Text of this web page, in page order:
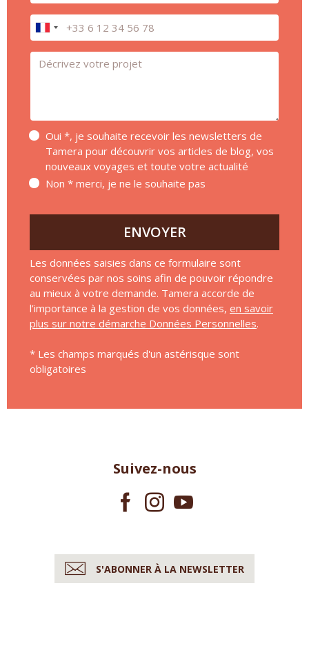
Téléphone
Message *
Oui *, je souhaite recevoir les newsletters de
Tamera pour découvrir vos articles de blog, vos
nouveaux voyages et toute votre actualité
Non * merci, je ne le souhaite pas
ENVOYER
Les données saisies dans ce formulaire sont
conservées par nos soins afin de pouvoir répondre
au mieux à votre demande. Tamera accorde de
l’importance à la gestion de vos données, en savoir
plus sur notre démarche Données Personnelles.
* Les champs marqués d'un astérisque sont
obligatoires
Suivez-nous
S'ABONNER À LA NEWSLETTER